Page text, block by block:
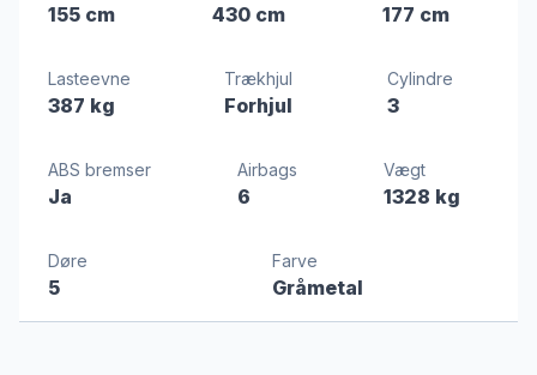
155 cm 430 cm 177 cm
Lasteevne
387 kg
Trækhjul
Forhjul
Cylindre
3
ABS bremser
Ja
Airbags
6
Vægt
1328 kg
Døre
5
Farve
Gråmetal